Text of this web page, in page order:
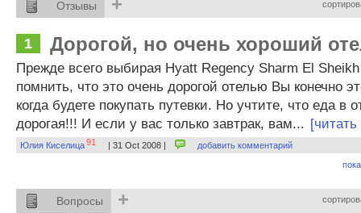
Отзывы
1 Дорогой, но очень хороший
Прежде всего выбирая Hyatt Regency Sharm El
помнить, что это очень дорогой отелью Вы конечно
когда будете покупать путевки. Но учтите, что еда в
дорогая!!! И если у вас только завтрак, вам...
Юлия Киселица91 | 31 Oct 2008 |
добавить комментарий
Вопросы +